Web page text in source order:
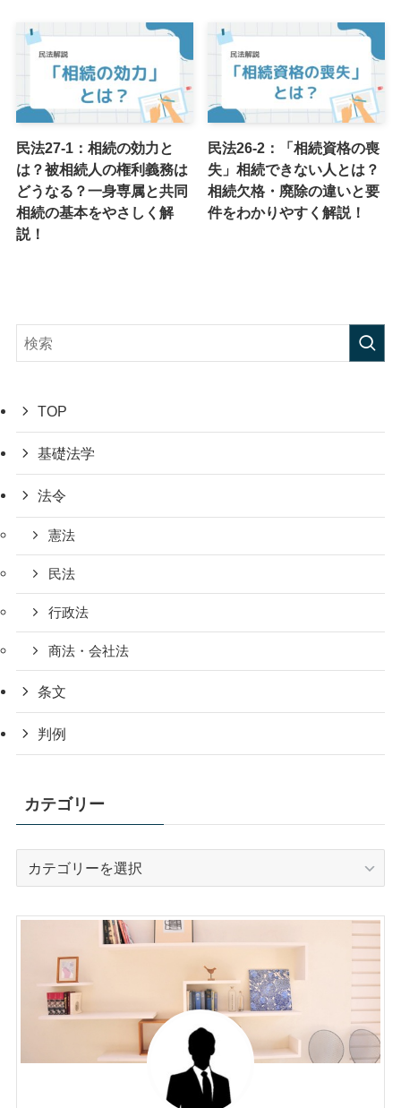
民法27-1：相続の効力と
は？被相続人の権利義務は
どうなる？一身専属と共同
相続の基本をやさしく解
説！
民法26-2：「相続資格の喪
失」相続できない人とは？
相続欠格・廃除の違いと要
件をわかりやすく解説！
TOP
基礎法学
法令
憲法
民法
行政法
商法・会社法
条文
判例
カテゴリー